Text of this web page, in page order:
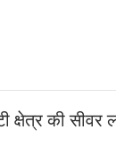
क्षेत्र की सीवर